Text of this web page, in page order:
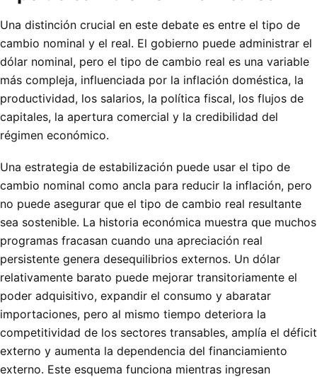
Una distinción crucial en este debate es entre el tipo de
cambio nominal y el real. El gobierno puede administrar el
dólar nominal, pero el tipo de cambio real es una variable
más compleja, influenciada por la inflación doméstica, la
productividad, los salarios, la política fiscal, los flujos de
capitales, la apertura comercial y la credibilidad del
régimen económico.
Una estrategia de estabilización puede usar el tipo de
cambio nominal como ancla para reducir la inflación, pero
no puede asegurar que el tipo de cambio real resultante
sea sostenible. La historia económica muestra que muchos
programas fracasan cuando una apreciación real
persistente genera desequilibrios externos. Un dólar
relativamente barato puede mejorar transitoriamente el
poder adquisitivo, expandir el consumo y abaratar
importaciones, pero al mismo tiempo deteriora la
competitividad de los sectores transables, amplía el déficit
externo y aumenta la dependencia del financiamiento
externo. Este esquema funciona mientras ingresan